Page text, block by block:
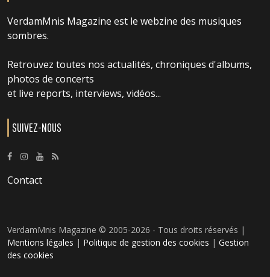
VerdamMnis Magazine est le webzine des musiques
sombres.
Retrouvez toutes nos actualités, chroniques d'albums,
photos de concerts
et live reports, interviews, vidéos...
SUIVEZ-NOUS
Contact
VerdamMnis Magazine © 2005-2026 - Tous droits réservés |
Mentions légales | Politique de gestion des cookies | Gestion
des cookies